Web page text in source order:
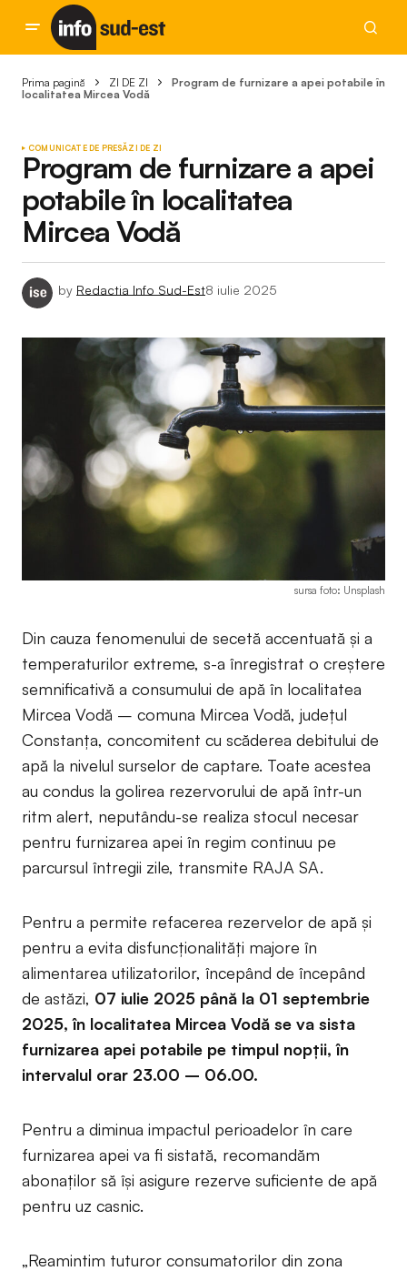
Prima pagină ZI DE ZI
Program de furnizare a apei potabile în
localitatea Mircea Vodă
COMUNICATE DE PRESĂZI DE ZI
Program de furnizare a apei
potabile în localitatea
Mircea Vodă
by Redactia Info Sud-Est8 iulie 2025
sursa foto: Unsplash
Din cauza fenomenului de secetă accentuată și a
temperaturilor extreme, s-a înregistrat o creștere
semnificativă a consumului de apă în localitatea
Mircea Vodă – comuna Mircea Vodă, județul
Constanța, concomitent cu scăderea debitului de
apă la nivelul surselor de captare. Toate acestea
au condus la golirea rezervorului de apă într-un
ritm alert, neputându-se realiza stocul necesar
pentru furnizarea apei în regim continuu pe
parcursul întregii zile, transmite RAJA SA.
Pentru a permite refacerea rezervelor de apă și
pentru a evita disfuncționalități majore în
alimentarea utilizatorilor, începând de începând
de astăzi, 07 iulie 2025 până la 01 septembrie
2025, în localitatea Mircea Vodă se va sista
furnizarea apei potabile pe timpul nopții, în
intervalul orar 23.00 – 06.00.
Pentru a diminua impactul perioadelor în care
furnizarea apei va fi sistată, recomandăm
abonaților să își asigure rezerve suficiente de apă
pentru uz casnic.
„Reamintim tuturor consumatorilor din zona